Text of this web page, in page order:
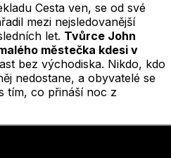
Cesta ven, se od své
mezi nejsledovanější
let. Tvůrce John
městečka kdesi v
bez východiska. Nikdo, kdo
nedostane, a obyvatelé se
tím, co přináší noc z